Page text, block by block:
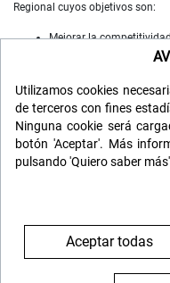
Regional cuyos objetivos son:
Mejorar la
marcha un Plan de
año 2022-2023. Para
XPANDE DIGITAL de la
Mejorar el uso y la
las comunicaciones, y el
desarrollado un plan
mejora de
desarrollado un plan
competitividad y
Utilizamos cookies
de terceros con fines
Ninguna cookie será
botón 'Aceptar'. Más
pulsando 'Quiero saber
Aceptar todas